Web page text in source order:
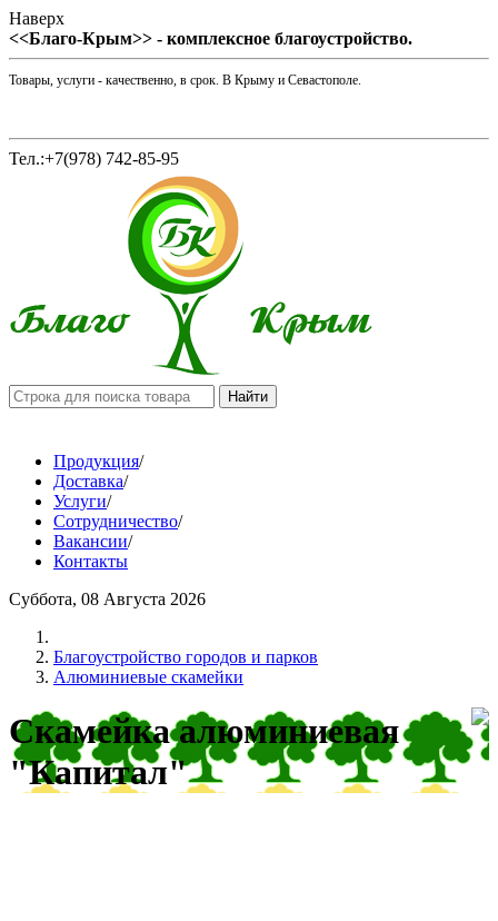
Наверх
<<Благо-Крым>> - комплексное благоустройство.
Товары, услуги - качественно, в срок. В Крыму и Севастополе.
Тел.:+7(978) 742-85-95
Продукция/
Доставка/
Услуги/
Сотрудничество/
Вакансии/
Контакты
Суббота, 08 Августа 2026
Благоустройство городов и парков
Алюминиевые скамейки
Скамейка алюминиевая
"Капитал"